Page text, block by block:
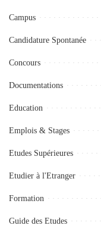
Campus
Candidature Spontanée
Concours
Documentations
Education
Emplois & Stages
Etudes Supérieures
Etudier à l'Etranger
Formation
Guide des Etudes